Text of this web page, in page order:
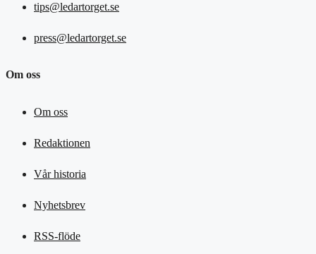
tips@ledartorget.se
press@ledartorget.se
Om oss
Om oss
Redaktionen
Vår historia
Nyhetsbrev
RSS-flöde